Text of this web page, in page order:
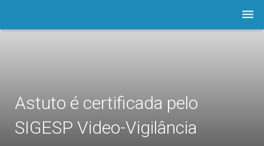
Prod./Serviços
LOJA
Astuto é certificada pelo
SIGESP Video-Vigilância